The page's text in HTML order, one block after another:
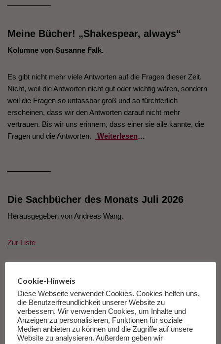
Meine Bücher! „Shakespear, always“
Kolumne von Susanne Falk.
Es gibt nicht mehr viele Antworten auf die Fragen dieser Zeit.
Nicht, weil die Antworten nicht gut oder wichtig wären, sondern
weil die Fragen so unfassbar groß und so fürchterlich
erscheinen, dass wir den Antworten darauf nicht mehr
vertrauen. Bis wir uns erinnern, dass einer sie alle kannte, die
Fragen und die Antworten.
Weiterlesen…
Die Sachbücher des Monats Juli 2026
Herausgegeben von Andreas Wang.
Zur Liste
Cookie-Hinweis
Diese Webseite verwendet Cookies. Cookies helfen uns,
die Benutzerfreundlichkeit unserer Website zu
verbessern. Wir verwenden Cookies, um Inhalte und
Anzeigen zu personalisieren, Funktionen für soziale
Medien anbieten zu können und die Zugriffe auf unsere
Website zu analysieren. Außerdem geben wir